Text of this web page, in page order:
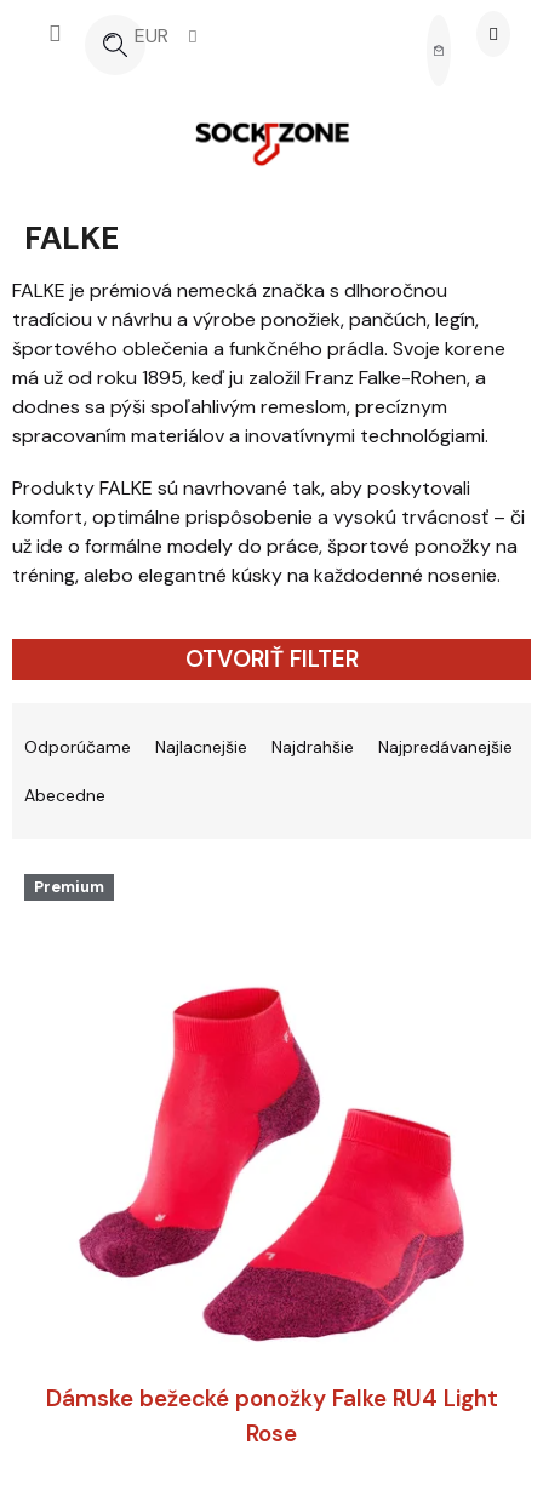
EUR
NÁKUPNÝ
FALKE
FALKE je prémiová nemecká značka s dlhoročnou
tradíciou v návrhu a výrobe ponožiek, pančúch, legín,
športového oblečenia a funkčného prádla. Svoje korene
má už od roku 1895, keď ju založil Franz Falke-Rohen, a
dodnes sa pýši spoľahlivým remeslom, precíznym
spracovaním materiálov a inovatívnymi technológiami.
Produkty FALKE sú navrhované tak, aby poskytovali
komfort, optimálne prispôsobenie a vysokú trvácnosť – či
už ide o formálne modely do práce, športové ponožky na
tréning, alebo elegantné kúsky na každodenné nosenie.
OTVORIŤ FILTER
Odporúčame Najlacnejšie Najdrahšie Najpredávanejšie
Abecedne
Výpis produktov
Premium
Dámske bežecké ponožky Falke RU4 Light
Rose